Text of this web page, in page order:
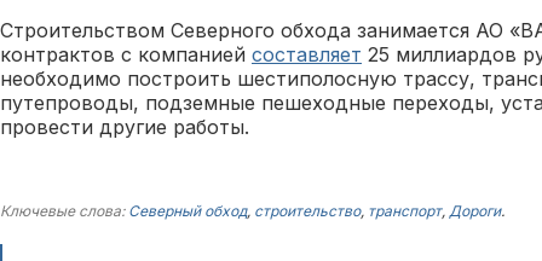
Строительством Северного обхода занимается АО
контрактов с компанией составляет 25 миллиардов
необходимо построить шестиполосную трассу,
путепроводы, подземные пешеходные переходы,
провести другие работы.
Ключевые слова: Северный обход, строительство, транспорт, Дороги.